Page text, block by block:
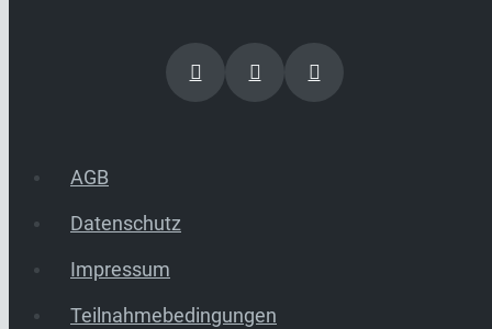
AGB
Datenschutz
Impressum
Teilnahmebedingungen